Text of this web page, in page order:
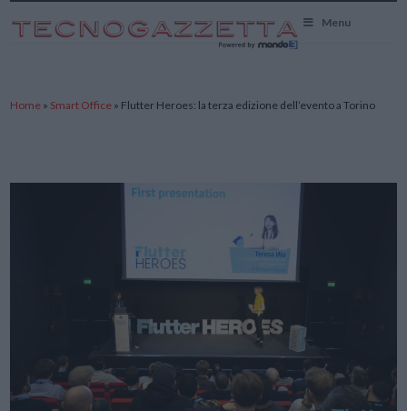
Menu
Home » Smart Office » Flutter Heroes: la terza edizione dell’evento a Torino